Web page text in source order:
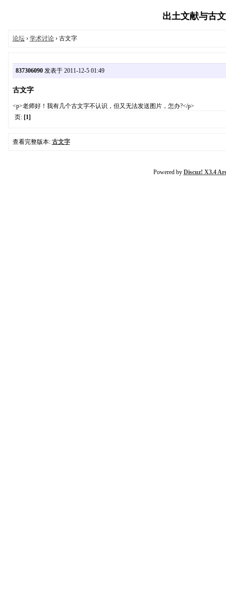
出土文献与古
论坛› 学术讨论› 古文字
837306090发表于 2011-12-5 01:49
古文字
<p>老师好！我有几个古文字不认识，但又无法发送图片，怎办?</p>
页: [1]
查看完整版本: 古文字
Powered by Discuz! X3.4